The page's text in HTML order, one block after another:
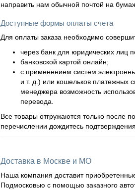
направить нам обычной почтой на
Доступные формы оплаты счета
Для оплаты заказа необходимо
через банк для юридических лиц
банковской картой онлайн;
с применением систем
и т. д.) или кошельков
менеджера возможность
перевода.
Все товары отгружаются только после
перечислении дождитесь
Доставка в Москве и МО
Наша компания доставит
Подмосковью с помощью заказного